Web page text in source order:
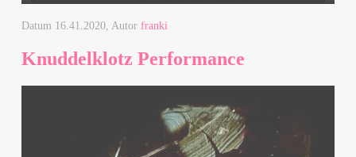
Datum 16.41.2020, Autorfranki
Knuddelklotz Performance